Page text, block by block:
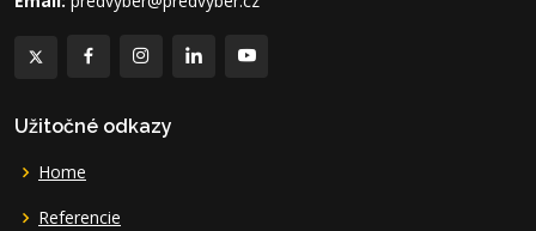
Užitočné odkazy
Home
Referencie